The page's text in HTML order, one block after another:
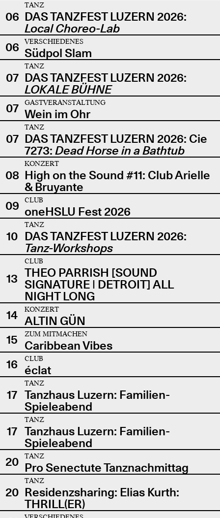
06
TANZ
DAS TANZFEST LUZERN 2026:
Local Choreo-Lab
06
VERSCHIEDENES
Südpol Slam
07
TANZ
DAS TANZFEST LUZERN 2026:
LOKALE BÜHNE
07
GASTVERANSTALTUNG
Wein im Ohr
07
TANZ
DAS TANZFEST LUZERN 2026: Cie
7273: Dead Horse in a Bathtub
08
KONZERT
High on the Sound #11: Club Arielle
& Bruyante
09
CLUB
oneHSLU Fest 2026
10
TANZ
DAS TANZFEST LUZERN 2026:
Tanz-Workshops
13
CLUB
THEO PARRISH [SOUND
SIGNATURE | DETROIT] ALL
NIGHT LONG
14
KONZERT
ALTIN GÜN
15
ZUM MITMACHEN
Caribbean Vibes
16
CLUB
éclat
17
TANZ
Tanzhaus Luzern: Familien-
Spieleabend
17
TANZ
Tanzhaus Luzern: Familien-
Spieleabend
20
TANZ
Pro Senectute Tanznachmittag
20
TANZ
Residenzsharing: Elias Kurth:
THRILL(ER)